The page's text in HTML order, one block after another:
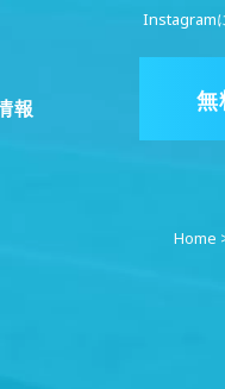
Instagram
無
報
Home